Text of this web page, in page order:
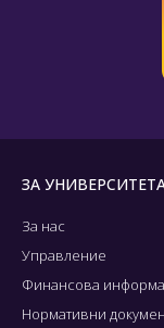
ЗА
За нас
Управление
Финансова
Нормативни